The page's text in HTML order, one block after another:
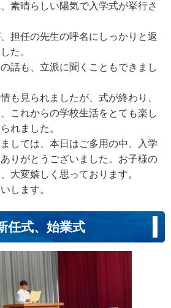
素晴らしい陽気で入学式が挙行さ
担任の先生の呼名にしっかりと返
た。
話も、立派に聞くこともできまし
も見られましたが、式が終わり、
これからの学校生活をとても楽し
れました。
しては、本日はご多用の中、入学
りがとうございました。お子様の
大変嬉しく思っております。
します。
任式、始業式